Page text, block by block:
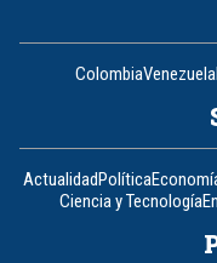
ColombiaVenezuela
ActualidadPolítica
Ciencia y Tecnología